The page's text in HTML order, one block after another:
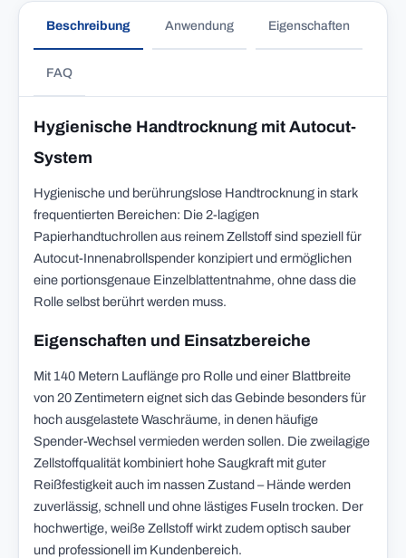
Beschreibung Anwendung Eigenschaften
FAQ
Hygienische Handtrocknung mit Autocut-
System
Hygienische und berührungslose Handtrocknung in stark
frequentierten Bereichen: Die 2-lagigen
Papierhandtuchrollen aus reinem Zellstoff sind speziell für
Autocut-Innenabrollspender konzipiert und ermöglichen
eine portionsgenaue Einzelblattentnahme, ohne dass die
Rolle selbst berührt werden muss.
Eigenschaften und Einsatzbereiche
Mit 140 Metern Lauflänge pro Rolle und einer Blattbreite
von 20 Zentimetern eignet sich das Gebinde besonders für
hoch ausgelastete Waschräume, in denen häufige
Spender-Wechsel vermieden werden sollen. Die zweilagige
Zellstoffqualität kombiniert hohe Saugkraft mit guter
Reißfestigkeit auch im nassen Zustand – Hände werden
zuverlässig, schnell und ohne lästiges Fuseln trocken. Der
hochwertige, weiße Zellstoff wirkt zudem optisch sauber
und professionell im Kundenbereich.